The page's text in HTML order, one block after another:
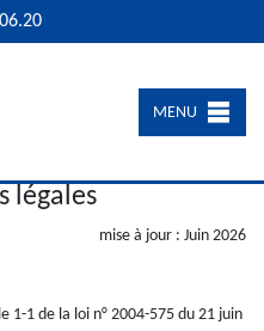
MENU
légales
mise à jour : Juin 2026
1 de la loi n° 2004-575 du 21 juin